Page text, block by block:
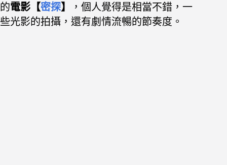
的電影【密探】 ，個人覺得是相當不錯， 一
些光影的拍攝，還有劇情流暢的節奏度。